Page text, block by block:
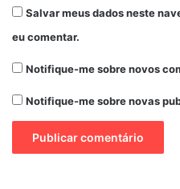
Salvar meus dados neste
eu comentar.
Notifique-me sobre novos
Notifique-me sobre novas